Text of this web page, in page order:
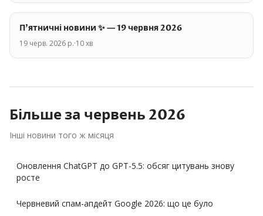
П'ятничні новини ✨ — 19 червня 2026
19 черв. 2026 р.·10хв
Більше за червень 2026
Інші новини того ж місяця
Оновлення ChatGPT до GPT-5.5: обсяг цитувань знову
росте
Червневий спам-апдейт Google 2026: що це було